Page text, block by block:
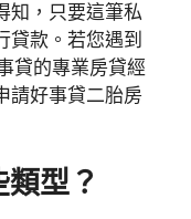
知，只要這筆私
貸款。若您遇到
貸的專業房貸經
請好事貸二胎房
型？